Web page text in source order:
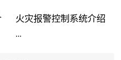
火灾报警控制系统介绍
...